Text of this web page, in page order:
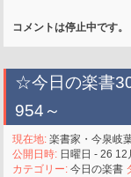
コメントは停止中です。
☆今日の楽書
954～
現在地:楽書家・今泉岐
公開日時: 日曜日 - 26 12
カテゴリー:今日の楽書